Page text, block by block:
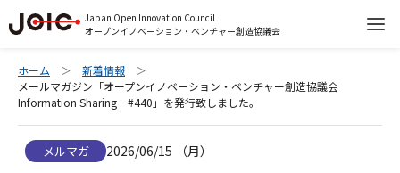
Japan Open Innovation Council
オープンイノベーション・ベンチャー創造協議会
ホーム
新着情報
メールマガジン「オープンイノベーション・ベンチャー創造協議会
Information Sharing #440」を発行致しました。
メルマガ 2026/06/15 （月）